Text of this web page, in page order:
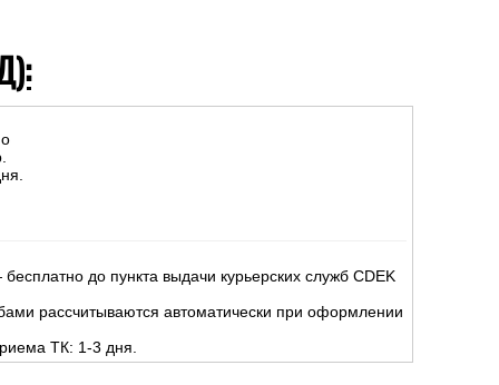
до пункта выдачи курьерских служб CDEK
рассчитываются автоматически при оформлении
ТК: 1-3 дня.